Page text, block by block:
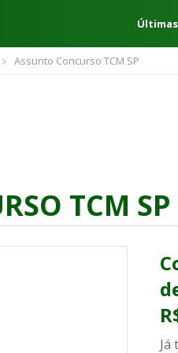
Assunto Concurso TCM SP
TCM SP
Já